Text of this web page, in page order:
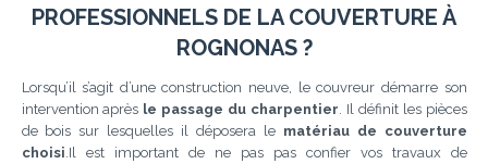
PROFESSIONNELS DE LA COUVERTURE À
ROGNONAS ?
Lorsqu’il s’agit d’une construction neuve, le couvreur démarre son
intervention après le passage du charpentier. Il définit les pièces
de bois sur lesquelles il déposera le matériau de couverture
choisi.Il est important de ne pas pas confier vos travaux de